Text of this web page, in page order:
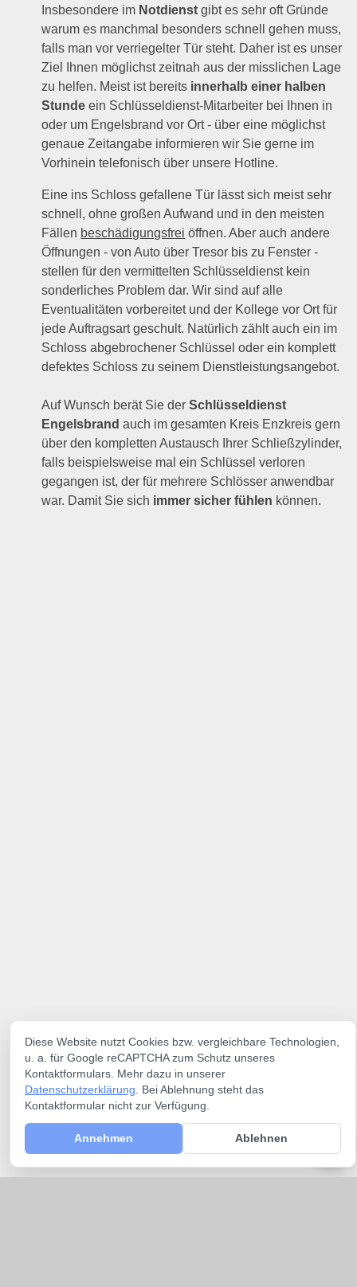
Insbesondere im Notdienst gibt es sehr oft Gründe
warum es manchmal besonders schnell gehen muss,
falls man vor verriegelter Tür steht. Daher ist es unser
Ziel Ihnen möglichst zeitnah aus der misslichen Lage
zu helfen. Meist ist bereits innerhalb einer halben
Stunde ein Schlüsseldienst-Mitarbeiter bei Ihnen in
oder um Engelsbrand vor Ort - über eine möglichst
genaue Zeitangabe informieren wir Sie gerne im
Vorhinein telefonisch über unsere Hotline.
Eine ins Schloss gefallene Tür lässt sich meist sehr
schnell, ohne großen Aufwand und in den meisten
Fällen beschädigungsfrei öffnen. Aber auch andere
Öffnungen - von Auto über Tresor bis zu Fenster -
stellen für den vermittelten Schlüsseldienst kein
sonderliches Problem dar. Wir sind auf alle
Eventualitäten vorbereitet und der Kollege vor Ort für
jede Auftragsart geschult. Natürlich zählt auch ein im
Schloss abgebrochener Schlüssel oder ein komplett
defektes Schloss zu seinem Dienstleistungsangebot.
Auf Wunsch berät Sie derSchlüsseldienst
Engelsbrand auch im gesamten Kreis Enzkreis gern
über den kompletten Austausch Ihrer Schließzylinder,
falls beispielsweise mal ein Schlüssel verloren
gegangen ist, der für mehrere Schlösser anwendbar
war. Damit Sie sich immer sicher fühlen können.
Diese Website nutzt Cookies bzw. vergleichbare Technologien,
u. a. für Google reCAPTCHA zum Schutz unseres
Kontaktformulars. Mehr dazu in unserer
Datenschutzerklärung . Bei Ablehnung steht das
Kontaktformular nicht zur Verfügung.
Annehmen Ablehnen